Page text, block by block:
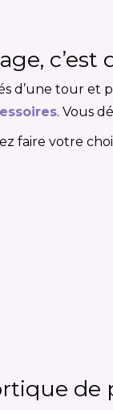
c’est
d’une tour et
. Vous
faire votre
de